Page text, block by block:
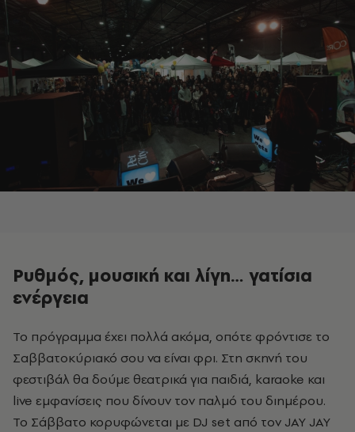
Ρυθμός, μουσική και λίγη… γατίσια
ενέργεια
Το πρόγραμμα έχει πολλά ακόμα, οπότε φρόντισε το
Σαββατοκύριακό σου να είναι φρι. Στη σκηνή του
φεστιβάλ θα δούμε θεατρικά για παιδιά, karaoke και
live εμφανίσεις που δίνουν τον παλμό του διημέρου.
Το Σάββατο κορυφώνεται με DJ set από τον JAY JAY